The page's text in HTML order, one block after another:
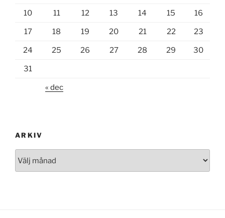
10 11 12 13 14 15 16
17 18 19 20 21 22 23
24 25 26 27 28 29 30
31
« dec
ARKIV